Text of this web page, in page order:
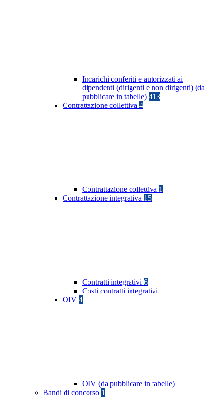
Incarichi conferiti e autorizzati ai
dipendenti (dirigenti e non dirigenti) (da
pubblicare in tabelle) 413
Contrattazione collettiva 4
Contrattazione collettiva 1
Contrattazione integrativa 15
Contratti integrativi 6
Costi contratti integrativi
OIV 4
OIV (da pubblicare in tabelle)
Bandi di concorso 1